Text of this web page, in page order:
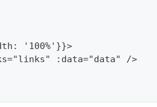
'100%'}}>
:data="data" />